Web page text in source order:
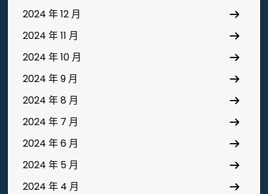
2024 年 12 月
2024 年 11 月
2024 年 10 月
2024 年 9 月
2024 年 8 月
2024 年 7 月
2024 年 6 月
2024 年 5 月
2024 年 4 月